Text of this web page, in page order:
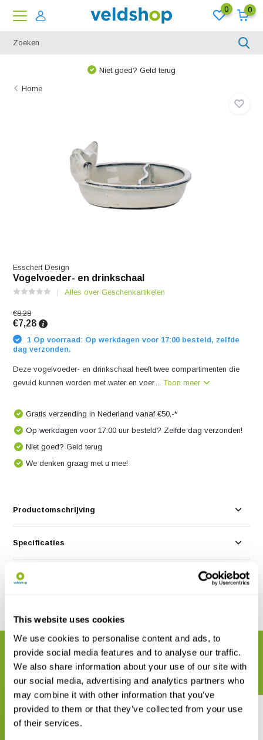
This website uses cookies
We use cookies to personalise content and ads, to
provide social media features and to analyse our traffic.
We also share information about your use of our site with
our social media, advertising and analytics partners who
may combine it with other information that you’ve
provided to them or that they’ve collected from your use
of their services.
0 0
Niet goed? Geld terug
Home
Esschert Design
Vogelvoeder- en drinkschaal
Alles over Geschenkartikelen
€8,28
€7,28
1 Op voorraad: Op werkdagen voor 17:00 besteld, zelfde
dag verzonden.
Deze vogelvoeder- en drinkschaal heeft twee compartimenten die
gevuld kunnen worden met water en voer....Toon meer
Gratis verzending in Nederland vanaf €50,-*
Op werkdagen voor 17:00 uur besteld? Zelfde dag verzonden!
Niet goed? Geld terug
We denken graag met u mee!
Productomschrijving
Specificaties
Reviews
GERELATEERDE PRODUCTEN
Maak uw bestelling compleet